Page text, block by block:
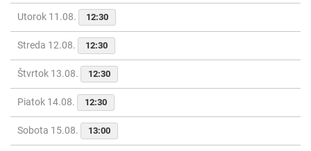
Utorok 11.08. 12:30
Streda 12.08. 12:30
Štvrtok 13.08. 12:30
Piatok 14.08. 12:30
Sobota 15.08. 13:00